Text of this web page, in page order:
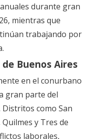
durante gran
mientras que
trabajando por
Buenos Aires
en el conurbano
gran parte del
como San
y Tres de
laborales,